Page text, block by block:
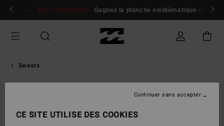
Passer
Se connecter / s'inscrire
JEU CONCOURS Gagnez la planche emblématique d'Andy
Sweats
CE SITE UTILISE DES COOKIES
Continuer sans accepter